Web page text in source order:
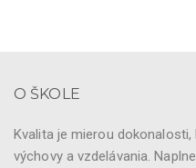
O ŠKOLE
Kvalita je mierou
výchovy a vzdelávania.